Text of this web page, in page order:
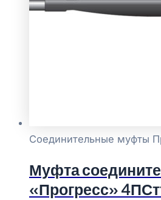
Соединительные муфты
Муфта
«Прогресс»